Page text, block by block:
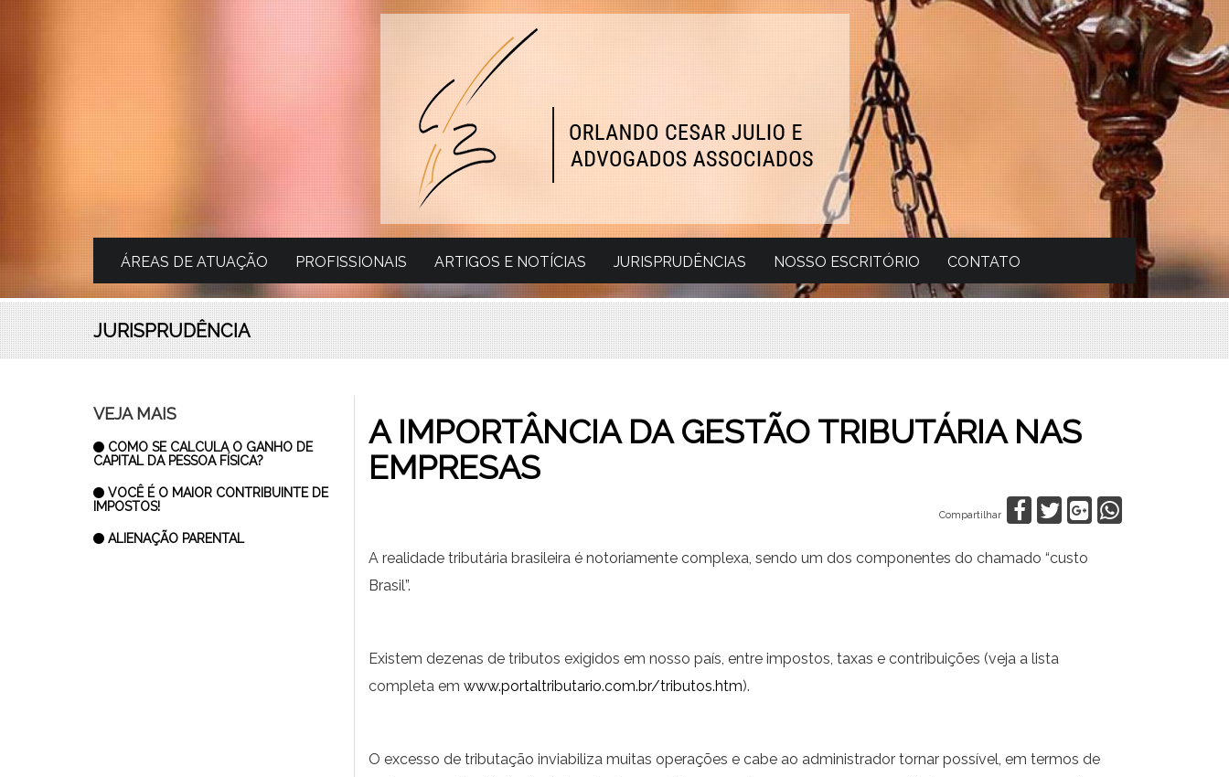
ÁREAS DE ATUAÇÃO PROFISSIONAIS ARTIGOS E NOTÍCIAS JURISPRUDÊNCIAS NOSSO ESCRITÓRIO CONTATO
JURISPRUDÊNCIA
VEJA MAIS
COMO SE CALCULA O GANHO DE
CAPITAL DA PESSOA FÍSICA?
VOCÊ É O MAIOR CONTRIBUINTE DE
IMPOSTOS!
ALIENAÇÃO PARENTAL
A IMPORTÂNCIA DA GESTÃO TRIBUTÁRIA NAS
EMPRESAS
Compartilhar
A realidade tributária brasileira é notoriamente complexa, sendo um dos componentes do chamado “custo
Brasil”.
Existem dezenas de tributos exigidos em nosso país, entre impostos, taxas e contribuições (veja a lista
completa em www.portaltributario.com.br/tributos.htm).
O excesso de tributação inviabiliza muitas operações e cabe ao administrador tornar possível, em termos de